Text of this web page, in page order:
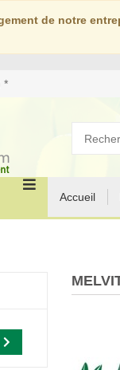
de notre
*
Accueil